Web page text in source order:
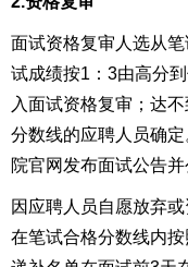
面试资格复审人选从
试成绩按1：3由高分
入面试资格复审；达
分数线的应聘人员确
院官网发布面试公告
因应聘人员自愿放弃
在笔试合格分数线内